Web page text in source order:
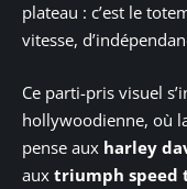
plateau : c’est le
vitesse,
Ce parti-pris visuel
hollywoodienne, où
pense aux harley
aux triumph speed